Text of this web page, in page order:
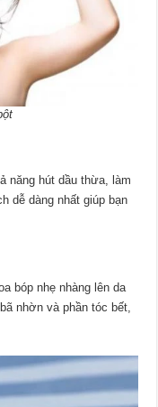
năng hút dầu thừa, làm
dễ dàng nhất giúp bạn
bóp nhẹ nhàng lên da
nhờn và phần tóc bết,